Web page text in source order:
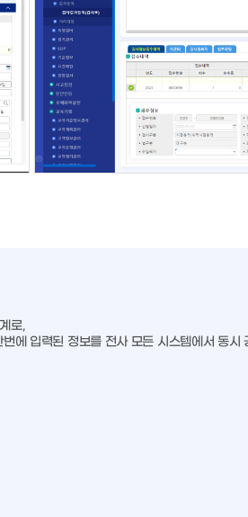
로,
에 입력된 정보를 전사 모든 시스템에서 동시